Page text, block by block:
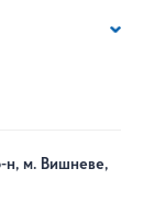
н, м. Вишневе,